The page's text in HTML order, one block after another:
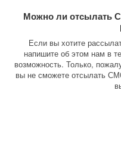
Можно ли отсылать
Если вы хотите
напишите об этом нам в
возможность. Только,
вы не сможете отсылать